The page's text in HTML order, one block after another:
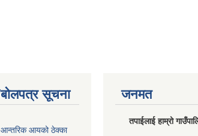
सूचना
आयको ठेक्का
जनमत
तपाईलाई हाम्रो